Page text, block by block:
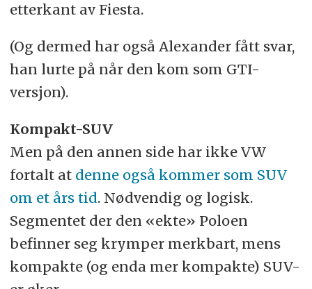
etterkant av Fiesta.
(Og dermed har også Alexander fått svar,
han lurte på når den kom som GTI-
versjon).
Kompakt-SUV
Men på den annen side har ikke VW
fortalt at denne også kommer som SUV
om et års tid. Nødvendig og logisk.
Segmentet der den «ekte» Poloen
befinner seg krymper merkbart, mens
kompakte (og enda mer kompakte) SUV-